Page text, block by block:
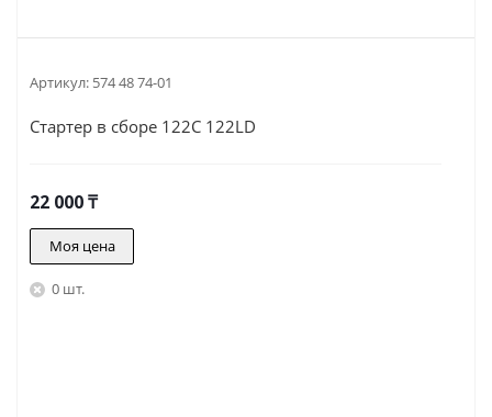
Артикул: 574 48 74-01
Стартер в сборе 122C 122LD
22 000₸
Моя цена
0 шт.